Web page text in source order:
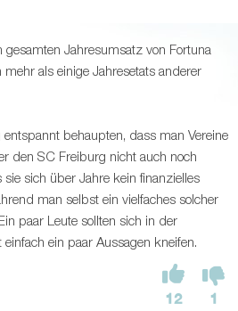
Jahresumsatz von Fortuna
als einige Jahresetats anderer
behaupten, dass man Vereine
den SC Freiburg nicht auch noch
sich über Jahre kein finanzielles
man selbst ein vielfaches solcher
paar Leute sollten sich in der
ein paar Aussagen kneifen.
12 1